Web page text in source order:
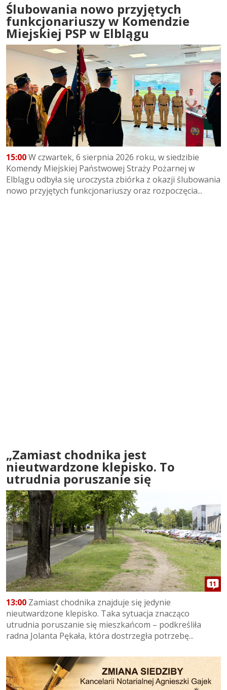
Ślubowania nowo przyjętych
funkcjonariuszy w Komendzie
Miejskiej PSP w Elblągu
15:00W czwartek, 6 sierpnia 2026 roku, w siedzibie
Komendy Miejskiej Państwowej Straży Pożarnej w
Elblągu odbyła się uroczysta zbiórka z okazji ślubowania
nowo przyjętych funkcjonariuszy oraz rozpoczęcia...
„Zamiast chodnika jest
nieutwardzone klepisko. To
utrudnia poruszanie się
11
13:00 Zamiast chodnika znajduje się jedynie
nieutwardzone klepisko. Taka sytuacja znacząco
utrudnia poruszanie się mieszkańcom – podkreśliła
radna Jolanta Pękała, która dostrzegła potrzebę...